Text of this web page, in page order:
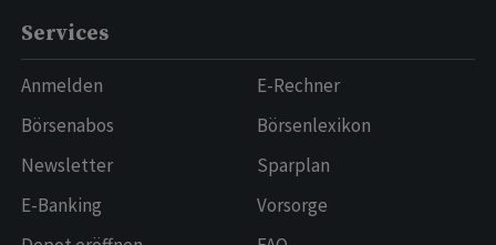
Services
Anmelden
Börsenabos
Newsletter
E-Banking
E-Rechner
Börsenlexikon
Sparplan
Vorsorge